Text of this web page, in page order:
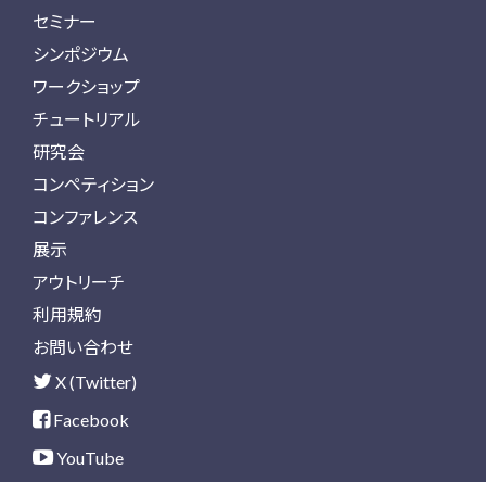
セミナー
シンポジウム
ワークショップ
チュートリアル
研究会
コンペティション
コンファレンス
展示
アウトリーチ
利用規約
お問い合わせ
X (Twitter)
Facebook
YouTube